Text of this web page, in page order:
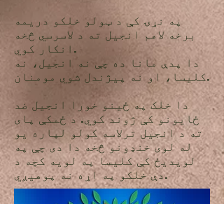
په نړۍ کې د ټولو خلکو دریمه
برخه لاهم انجیل ته د لاسرسي څخه
انکار کوي.
دا پدې مانا ده چې نه انجیل، نه
کلیسا، او نه پیژندل شوي مومنان.
دا خلک په ځینو خورا انجیل ضد
ځایونو کې ژوند کوي. د ځمکې پای
ته د انجیل ترلاسه کولو لپاره یو
له لوی خنډونو څخه دا دی چې په
لویدیځ کې کلیسا په لویه کچه د
دې خلکو په اړه نه پوهیږي.